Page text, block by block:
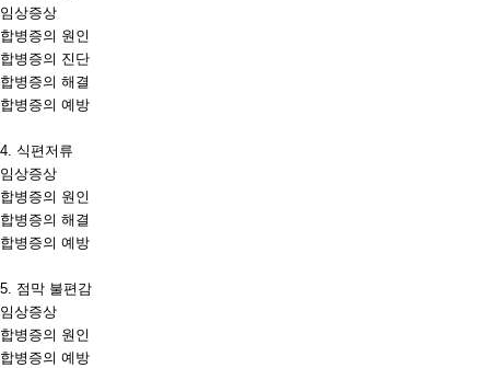
임상증상
합병증의 원인
합병증의 진단
합병증의 해결
합병증의 예방
4. 식편저류
임상증상
합병증의 원인
합병증의 해결
합병증의 예방
5. 점막 불편감
임상증상
합병증의 원인
합병증의 예방